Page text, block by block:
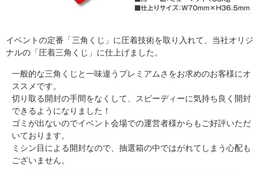
イベントの定番「三角くじ」に圧着技術を取り入れて、当社オリジ
ナルの「圧着三角くじ」に仕上げました。
一般的な三角くじと一味違うプレミアムさをお求めのお客様にオ
ススメです。
切り取る開封の手間をなくして、スピーディーに気持ち良く開封
できるようになりました！
ゴミが出ないのでイベント会場での運営者様からもご好評いただ
いております。
ミシン目による開封なので、抽選箱の中ではがれてしまう心配も
ございません。